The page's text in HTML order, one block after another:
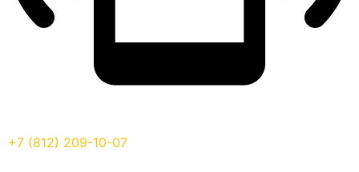
+7 (812) 209-10-07